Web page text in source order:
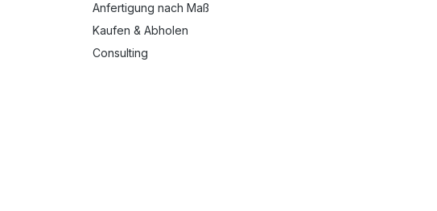
Anfertigung nach Maß
Kaufen & Abholen
Consulting